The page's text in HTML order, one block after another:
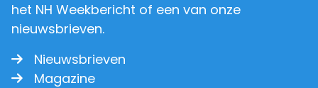
het NH Weekbericht of een van onze
nieuwsbrieven.
Nieuwsbrieven
Magazine